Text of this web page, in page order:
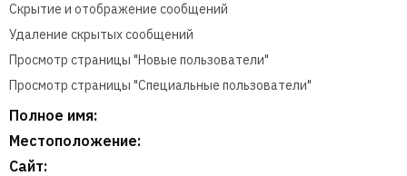
Скрытие и отображение сообщений
Удаление скрытых сообщений
Просмотр страницы "Новые пользователи"
Просмотр страницы "Специальные пользователи"
Полное имя:
Местоположение:
Сайт: